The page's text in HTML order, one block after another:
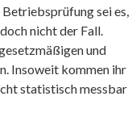
sei es,
nicht der Fall.
und
Insoweit kommen ihr
statistisch messbar